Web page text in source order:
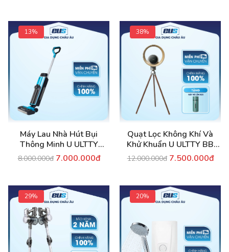
13%
Máy Lau Nhà Hút Bụi
Thông Minh U ULTTY
SCW18
8.000.000đ 7.000.000đ
38%
Quạt Lọc Không Khí Và
Khử Khuẩn U ULTTY BB
Màu Grey Titanium
12.000.000đ 7.500.000đ
29% 20%